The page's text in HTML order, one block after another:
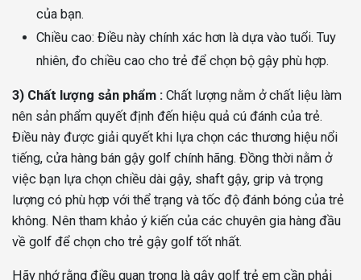
của bạn.
Chiều cao: Điều này chính xác hơn là dựa vào tuổi. Tuy
nhiên, đo chiều cao cho trẻ để chọn bộ gậy phù hợp.
3) Chất lượng sản phẩm : Chất lượng nằm ở chất liệu làm
nên sản phẩm quyết định đến hiệu quả cú đánh của trẻ.
Điều này được giải quyết khi lựa chọn các thương hiệu nổi
tiếng, cửa hàng bán gậy golf chính hãng. Đồng thời nằm ở
việc bạn lựa chọn chiều dài gậy, shaft gậy, grip và trọng
lượng có phù hợp với thể trạng và tốc độ đánh bóng của trẻ
không. Nên tham khảo ý kiến của các chuyên gia hàng đầu
về golf để chọn cho trẻ gậy golf tốt nhất.
Hãy nhớ rằng điều quan trọng là gậy golf trẻ em cần phải